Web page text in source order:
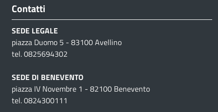
Contatti
SEDE LEGALE
piazza Duomo 5 - 83100 Avellino
tel. 0825694302
SEDE DI BENEVENTO
piazza IV Novembre 1 - 82100 Benevento
tel. 0824300111